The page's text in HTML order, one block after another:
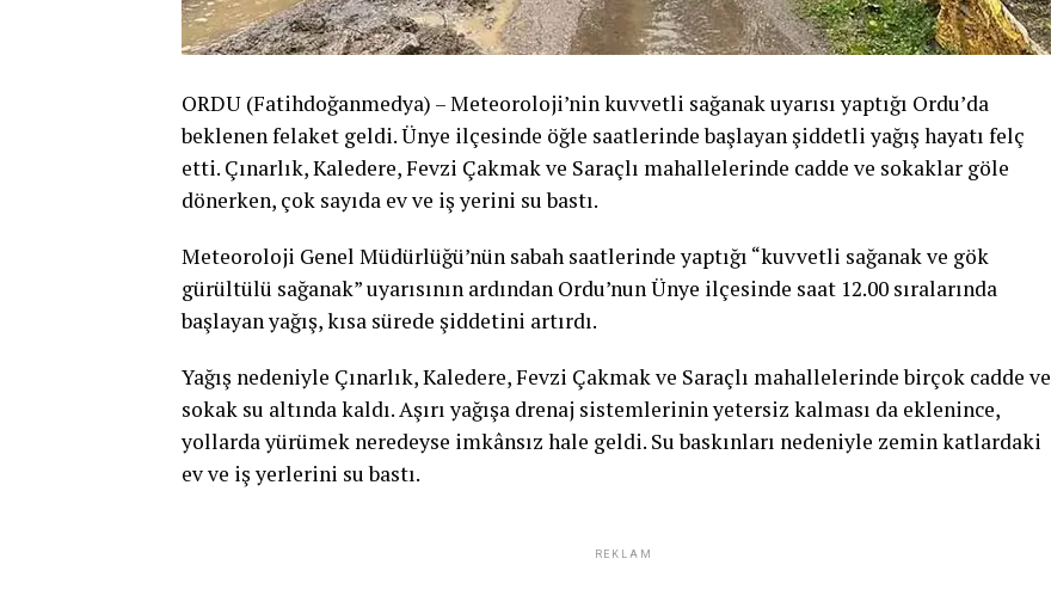
ORDU (Fatihdoğanmedya) – Meteoroloji’nin kuvvetli sağanak uyarısı yaptığı Ordu’da
beklenen felaket geldi. Ünye ilçesinde öğle saatlerinde başlayan şiddetli yağış hayatı felç
etti. Çınarlık, Kaledere, Fevzi Çakmak ve Saraçlı mahallelerinde cadde ve sokaklar göle
dönerken, çok sayıda ev ve iş yerini su bastı.
Meteoroloji Genel Müdürlüğü’nün sabah saatlerinde yaptığı “kuvvetli sağanak ve gök
gürültülü sağanak” uyarısının ardından Ordu’nun Ünye ilçesinde saat 12.00 sıralarında
başlayan yağış, kısa sürede şiddetini artırdı.
Yağış nedeniyle Çınarlık, Kaledere, Fevzi Çakmak ve Saraçlı mahallelerinde birçok cadde ve
sokak su altında kaldı. Aşırı yağışa drenaj sistemlerinin yetersiz kalması da eklenince,
yollarda yürümek neredeyse imkânsız hale geldi. Su baskınları nedeniyle zemin katlardaki
ev ve iş yerlerini su bastı.
REKLAM